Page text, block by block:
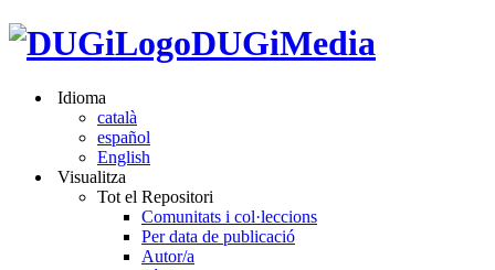
DUGiMedia
Idioma
català
español
English
Visualitza
Tot el Repositori
Comunitats i col·leccions
Per data de publicació
Autor/a